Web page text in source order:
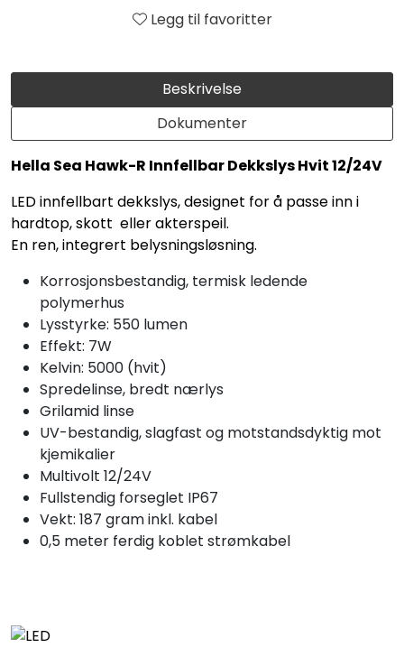
Beskrivelse
Dokumenter
Hella Sea Hawk-R Innfellbar Dekkslys Hvit 12/24V
LED innfellbart dekkslys, designet for å passe inn i
hardtop, skott eller akterspeil.
En ren, integrert belysningsløsning.
Korrosjonsbestandig, termisk ledende
polymerhus
Lysstyrke: 550 lumen
Effekt: 7W
Kelvin: 5000 (hvit)
Spredelinse, bredt nærlys
Grilamid linse
UV-bestandig, slagfast og motstandsdyktig mot
kjemikalier
Multivolt 12/24V
Fullstendig forseglet IP67
Vekt: 187 gram inkl. kabel
0,5 meter ferdig koblet strømkabel
Legg til favoritter